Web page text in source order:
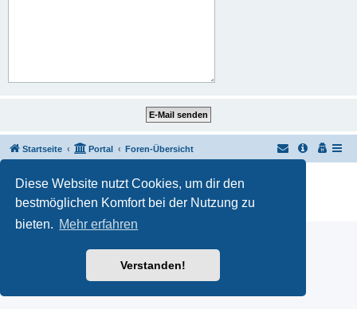
Diese Website nutzt Cookies, um dir den
bestmöglichen Komfort bei der Nutzung zu
bieten. Mehr erfahren
Verstanden!
Startseite Portal Foren-Übersicht
Powered by phpBB
® Forum Software © phpBB Limited
Customized by
Datenschutz|Nutzungsbedingungen